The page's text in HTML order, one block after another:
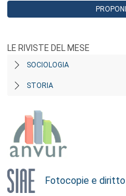
LE RIVISTE DEL MESE
SOCIOLOGIA
STORIA
Fotocopie e diritto